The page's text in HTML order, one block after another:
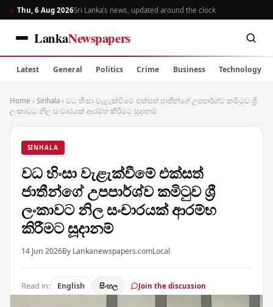
Thu, 6 Aug 2026Sri Lanka’s news, updated around the clock
LankaNewspapers
Latest General Politics Crime Business Technology
Home › Sinhala › වධ හිංසා වැළැක්වීමේ එක්සත් ජාතීන්ගේ උපපාර්ශ්ව කමිටුව ශ්‍රී
ලංකාවට නිල සංචාරයක් ආරම්භ කිරීමට සූදානම්
SINHALA
වධ හිංසා වැළැක්වීමේ එක්සත්
ජාතීන්ගේ උපපාර්ශ්ව කමිටුව ශ්‍රී
ලංකාවට නිල සංචාරයක් ආරම්භ
කිරීමට සූදානම්
14 Jun 2026By Lankanewspapers.comLocal
Read in: English සිංහල Join the discussion